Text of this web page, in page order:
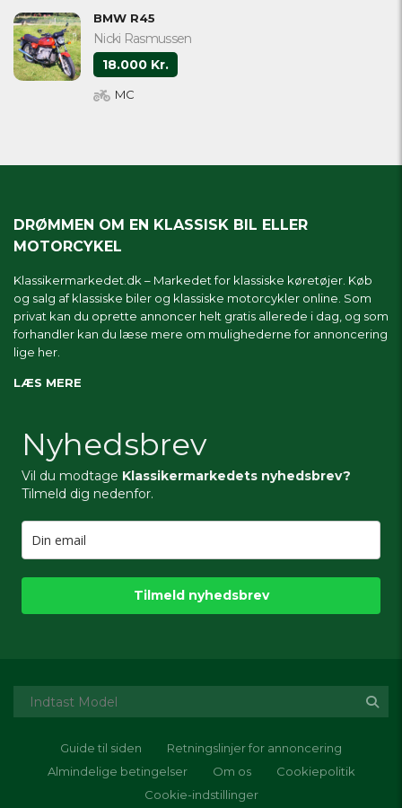
BMW R45
Nicki Rasmussen
18.000 Kr.
MC
DRØMMEN OM EN KLASSISK BIL ELLER
MOTORCYKEL
Klassikermarkedet.dk – Markedet for klassiske køretøjer. Køb
og salg af klassiske biler og klassiske motorcykler online. Som
privat kan du oprette annoncer helt gratis allerede i dag, og som
forhandler kan du læse mere om mulighederne for annoncering
lige her.
LÆS MERE
Nyhedsbrev
Vil du modtage Klassikermarkedets nyhedsbrev?
Tilmeld dig nedenfor.
Tilmeld nyhedsbrev
Guide til siden
Retningslinjer for annoncering
Almindelige betingelser
Om os
Cookiepolitik
Cookie-indstillinger